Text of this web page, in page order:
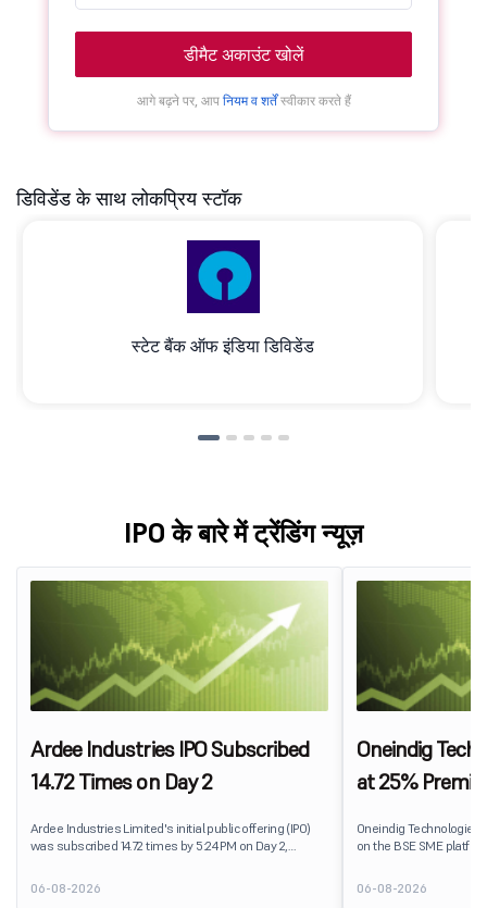
डीमैट अकाउंट खोलें
आगे बढ़ने पर, आप नियम व शर्तेंस्वीकार करते हैं
डिविडेंड के साथ लोकप्रिय स्टॉक
स्टेट बैंक ऑफ इंडिया डिविडेंड
IPO के बारे में ट्रेंडिंग न्यूज़
Ardee Industries IPO Subscribed
14.72 Times on Day 2
Ardee Industries Limited's initial public offering (IPO)
was subscribed 14.72 times by 5:24 PM on Day 2,
82,78,20,099 shares against 5,62,46,366 shares
available for subscription.
06-08-2026
Oneindig
at 25%
Oneindig
on the BSE SME
price of ₹96, reflecting
despite the IPO
06-08-2026